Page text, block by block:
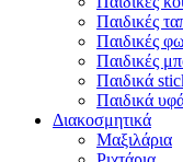
Παιδικές
Παιδικές
Παιδικές
Παιδικά
Παιδικά
Διακοσμητικά
Μαξιλάρια